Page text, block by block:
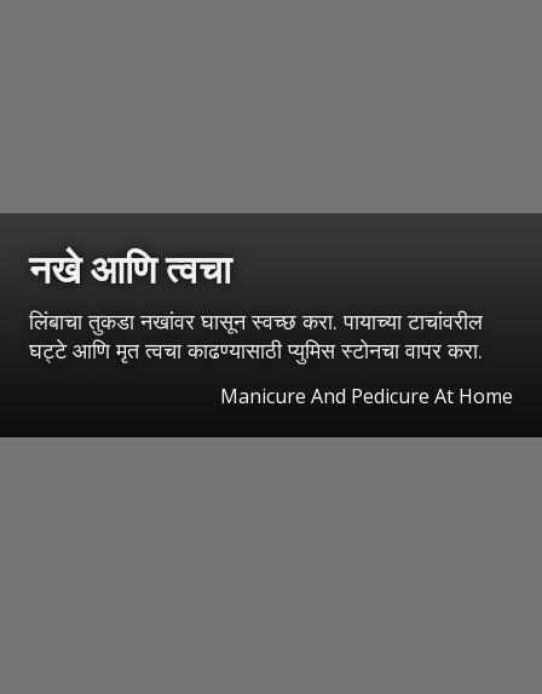
नखे आणि त्वचा
लिंबाचा तुकडा नखांवर घासून स्वच्छ करा. पायाच्या टाचांवरील
घट्टे आणि मृत त्वचा काढण्यासाठी प्युमिस स्टोनचा वापर करा.
Manicure And Pedicure At Home